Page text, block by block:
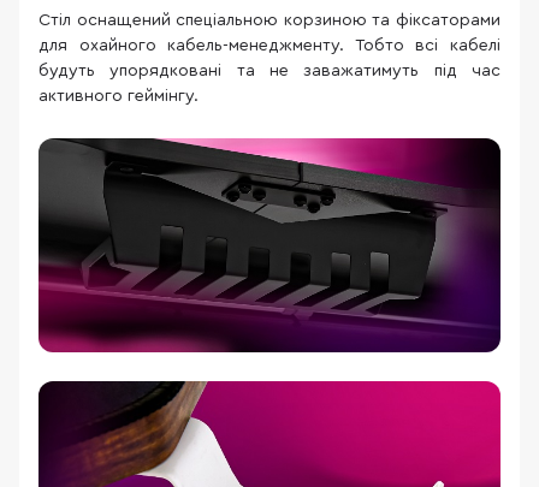
Стіл оснащений спеціальною корзиною та фіксаторами
для охайного кабель-менеджменту. Тобто всі кабелі
будуть упорядковані та не заважатимуть під час
активного геймінгу.